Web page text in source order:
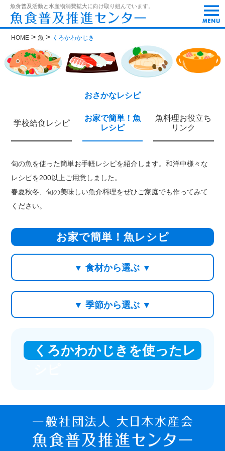
魚食普及活動と水産物消費拡大に向け取り組んでいます。
t
o
g
g
e
n
a
n
HOME >魚 > くろかわかじき
おさかなレシピ
学校給食レシピ
お家で簡単！魚
レシピ
魚料理お役立ち
リンク
旬の魚を使った簡単お手軽レシピを紹介します。和洋中様々な
レシピを200以上ご用意しました。
春夏秋冬、旬の美味しい魚介料理をぜひご家庭でも作ってみて
ください。
お家で簡単！魚レシピ
▼ 食材から選ぶ ▼
▼ 季節から選ぶ ▼
くろかわかじきを使ったレ